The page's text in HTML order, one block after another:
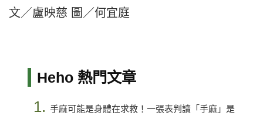
文／盧映慈 圖／何宜庭
Heho 熱門文章
1. 手麻可能是身體在求救！一張表判讀「手麻」是